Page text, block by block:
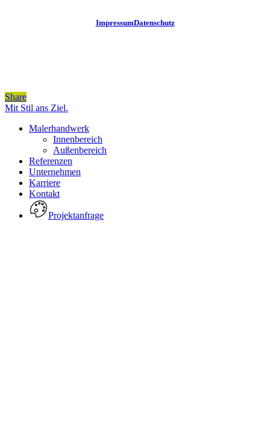
ImpressumDatenschutz
Share
Share
Close
Mit Stil ans Ziel.
Malerhandwerk
Innenbereich
Außenbereich
Referenzen
Unternehmen
Karriere
Kontakt
Projektanfrage